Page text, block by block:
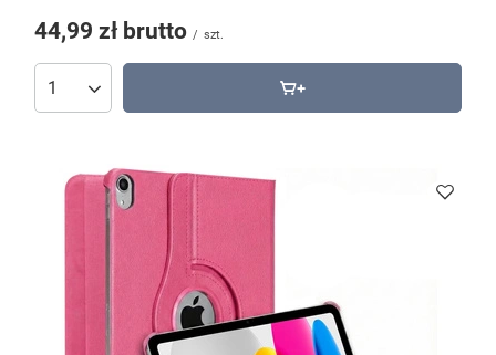
44,99 zł brutto / szt.